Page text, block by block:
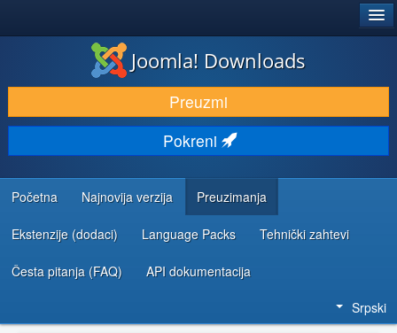
PREUZIMANJE I PROŠIRENJA (EKSTENZIJE)
OTKRIJTE I NAUČITE
ZAJEDNICA I PODRŠKA
RESURSI ZA RAZVOJ
Joomla! Downloads
Preuzmi
Pokreni
Početna Najnovija verzija Preuzimanja
Ekstenzije (dodaci) Language Packs Tehnički zahtevi
Česta pitanja (FAQ) API dokumentacija
Srpski